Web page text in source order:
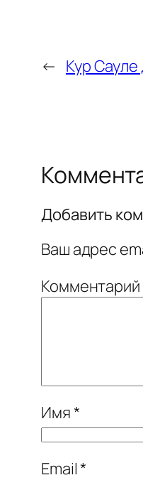
← Кур
Добавить
Ваш адрес
Комментарий
Имя*
Email*